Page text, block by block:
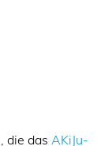
die dasAKiJu-